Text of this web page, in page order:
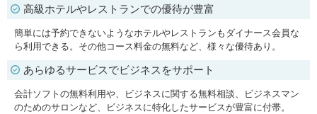
高級ホテルやレストランでの優待が豊富
簡単には予約できないようなホテルやレストランもダイナース会員な
ら利用できる。その他コース料金の無料など、様々な優待あり。
あらゆるサービスでビジネスをサポート
会計ソフトの無料利用や、ビジネスに関する無料相談、ビジネスマン
のためのサロンなど、ビジネスに特化したサービスが豊富に付帯。